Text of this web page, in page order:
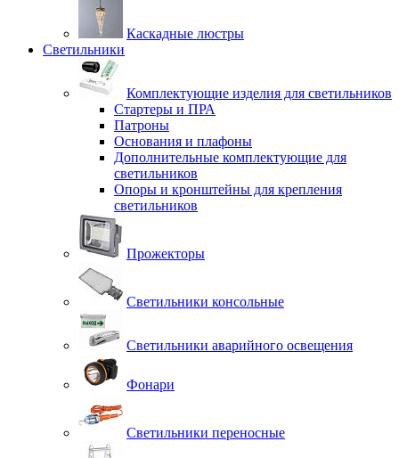
Каскадные люстры
Светильники
Комплектующие изделия для светильников
Стартеры и ПРА
Патроны
Основания и плафоны
Дополнительные комплектующие для
светильников
Опоры и кронштейны для крепления
светильников
Прожекторы
Светильники консольные
Светильники аварийного освещения
Фонари
Светильники переносные